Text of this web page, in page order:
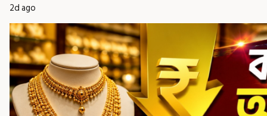
2d ago